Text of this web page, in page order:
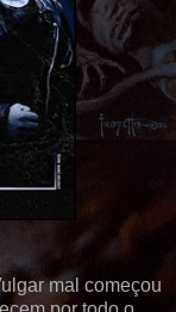
mal começou